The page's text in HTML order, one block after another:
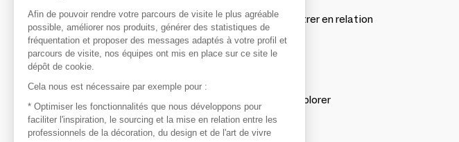
Afin de profiter au mieux de l'expérience MOM et de rentrer en relation
avec vos marques préférées, créez-vous un compte.
Découvrir
Les produits de milliers de fournisseurs à explorer
S'inspirer
Afin de pouvoir rendre votre parcours de visite le plus agréable
possible, améliorer nos produits, générer des statistiques de
fréquentation et proposer des messages adaptés à votre profil et
parcours de visite, nos équipes ont mis en place sur ce site le
dépôt de cookie.
Cela nous est nécessaire par exemple pour :
* Optimiser les fonctionnalités que nous développons pour
faciliter l'inspiration, le sourcing et la mise en relation entre les
professionnels de la décoration, du design et de l'art de vivre